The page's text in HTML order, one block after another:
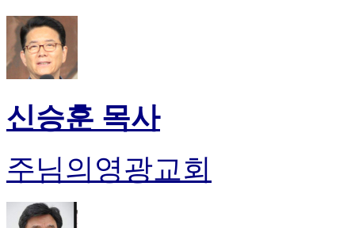
신승훈 목사
주님의영광교회